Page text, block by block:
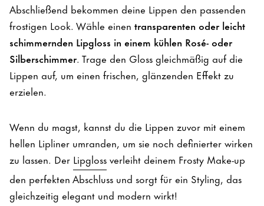
Abschließend bekommen deine Lippen den passenden
frostigen Look. Wähle einen transparenten oder leicht
schimmernden Lipgloss in einem kühlen Rosé- oder
Silberschimmer. Trage den Gloss gleichmäßig auf die
Lippen auf, um einen frischen, glänzenden Effekt zu
erzielen.
Wenn du magst, kannst du die Lippen zuvor mit einem
hellen Lipliner umranden, um sie noch definierter wirken
zu lassen. Der Lipglossverleiht deinem Frosty Make-up
den perfekten Abschluss und sorgt für ein Styling, das
gleichzeitig elegant und modern wirkt!